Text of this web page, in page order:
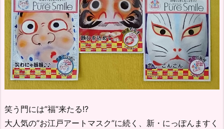
笑う門には”福”来たる!?
大人気の”お江戸アートマスク”に続く、新・にっぽんますく